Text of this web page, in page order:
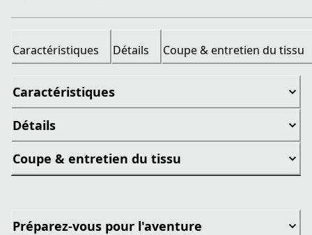
Caractéristiques Détails Coupe & entretien du tissu
Caractéristiques
Détails
Coupe & entretien du tissu
Préparez-vous pour l'aventure